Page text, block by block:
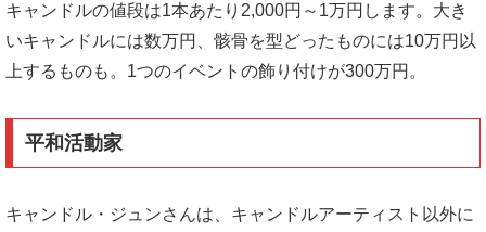
キャンドルの値段は1本あたり2,000円～1万円します。大き
いキャンドルには数万円、骸骨を型どったものには10万円以
上するものも。1つのイベントの飾り付けが300万円。
平和活動家
キャンドル・ジュンさんは、キャンドルアーティスト以外に